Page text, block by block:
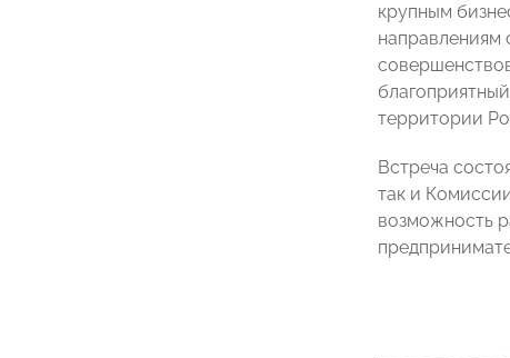
крупным
направлениям
территории
Встреча
так и
возможность